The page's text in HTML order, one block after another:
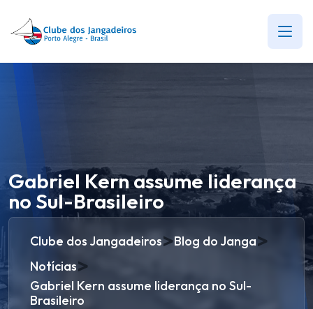
Gabriel Kern assume liderança
no Sul-Brasileiro
Clube dos Jangadeiros>Blog do Janga>
Notícias>
Gabriel Kern assume liderança no Sul-
Brasileiro